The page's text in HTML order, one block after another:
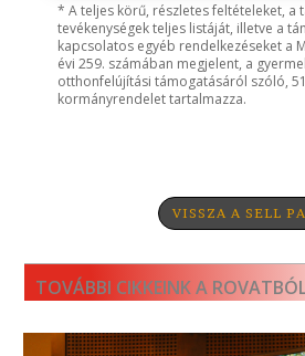
* A teljes körű, részletes feltételeket, a
tevékenységek teljes listáját, illetve a
kapcsolatos egyéb rendelkezéseket a
évi 259. számában megjelent, a
otthonfelújítási támogatásáról szóló,
kormányrendelet tartalmazza.
VISSZA A SELL
TOVÁBBI CIKKEINK A